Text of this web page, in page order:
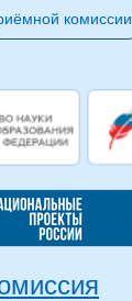
комиссии